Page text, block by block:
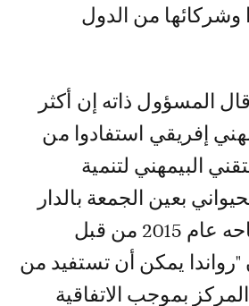
وشركائها من الدول
المسؤول ذاته إن أكثر
ومهني إفريقي استفادوا من
البيمهني لتنمية
بعين الجمعة بالدار
البيضاء، منذ افتتاحه عام 2015 من قبل
"رواندا يمكن أن تستفيد من
بموجب الاتفاقية